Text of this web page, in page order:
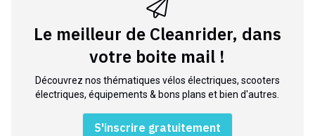
Le meilleur de Cleanrider, dans
votre boite mail !
Découvrez nos thématiques vélos électriques, scooters
électriques, équipements & bons plans et bien d'autres.
S'inscrire gratuitement